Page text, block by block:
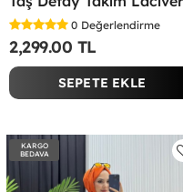
0 Değerlendirme
2,299.00 TL
SEPETE EKLE
KARGO
BEDAVA